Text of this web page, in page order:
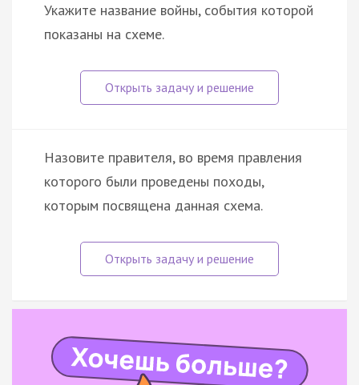
Укажите название войны, события которой
показаны на схеме.
Назовите правителя, во время правления
которого были проведены походы,
которым посвящена данная схема.